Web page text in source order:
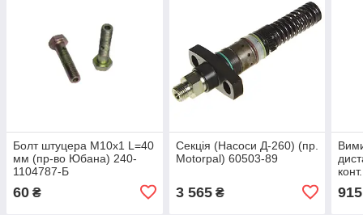
Болт штуцера М10х1 L=40
мм (пр-во Юбана) 240-
1104787-Б
60 ₴
Секція (Насоси Д-260) (пр.
Motorpal) 60503-89
3 565₴ 915